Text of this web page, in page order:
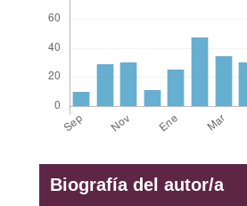
Biografía del autor/a